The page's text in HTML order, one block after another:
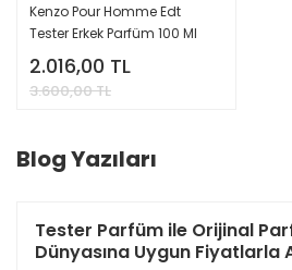
Kenzo Pour Homme Edt
Tester Erkek Parfüm 100 Ml
2.016,00 TL
3.600,00 TL
Blog Yazıları
Tester Parfüm ile Orijinal
Dünyasına Uygun Fiyatlarla